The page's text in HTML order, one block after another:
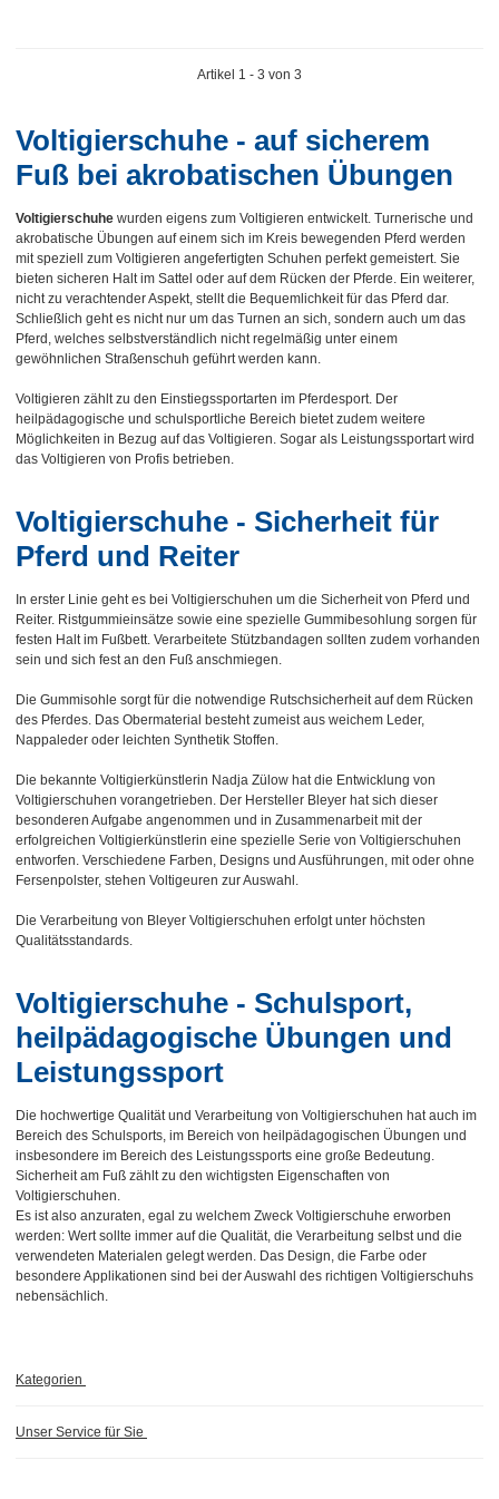
Voltigierschuhe - auf sicherem
Fuß bei akrobatischen Übungen
Voltigierschuhe wurden eigens zum Voltigieren entwickelt. Turnerische und
akrobatische Übungen auf einem sich im Kreis bewegenden Pferd werden
mit speziell zum Voltigieren angefertigten Schuhen perfekt gemeistert. Sie
bieten sicheren Halt im Sattel oder auf dem Rücken der Pferde. Ein weiterer,
nicht zu verachtender Aspekt, stellt die Bequemlichkeit für das Pferd dar.
Schließlich geht es nicht nur um das Turnen an sich, sondern auch um das
Pferd, welches selbstverständlich nicht regelmäßig unter einem
gewöhnlichen Straßenschuh geführt werden kann.
Voltigieren zählt zu den Einstiegssportarten im Pferdesport. Der
heilpädagogische und schulsportliche Bereich bietet zudem weitere
Möglichkeiten in Bezug auf das Voltigieren. Sogar als Leistungssportart wird
das Voltigieren von Profis betrieben.
Voltigierschuhe - Sicherheit für
Pferd und Reiter
In erster Linie geht es bei Voltigierschuhen um die Sicherheit von Pferd und
Reiter. Ristgummieinsätze sowie eine spezielle Gummibesohlung sorgen für
festen Halt im Fußbett. Verarbeitete Stützbandagen sollten zudem vorhanden
sein und sich fest an den Fuß anschmiegen.
Die Gummisohle sorgt für die notwendige Rutschsicherheit auf dem Rücken
des Pferdes. Das Obermaterial besteht zumeist aus weichem Leder,
Nappaleder oder leichten Synthetik Stoffen.
Die bekannte Voltigierkünstlerin Nadja Zülow hat die Entwicklung von
Voltigierschuhen vorangetrieben. Der Hersteller Bleyer hat sich dieser
besonderen Aufgabe angenommen und in Zusammenarbeit mit der
erfolgreichen Voltigierkünstlerin eine spezielle Serie von Voltigierschuhen
entworfen. Verschiedene Farben, Designs und Ausführungen, mit oder ohne
Fersenpolster, stehen Voltigeuren zur Auswahl.
Die Verarbeitung von Bleyer Voltigierschuhen erfolgt unter höchsten
Qualitätsstandards.
Voltigierschuhe - Schulsport,
heilpädagogische Übungen und
Leistungssport
Die hochwertige Qualität und Verarbeitung von Voltigierschuhen hat auch im
Bereich des Schulsports, im Bereich von heilpädagogischen Übungen und
insbesondere im Bereich des Leistungssports eine große Bedeutung.
Sicherheit am Fuß zählt zu den wichtigsten Eigenschaften von
Voltigierschuhen.
Es ist also anzuraten, egal zu welchem Zweck Voltigierschuhe erworben
werden: Wert sollte immer auf die Qualität, die Verarbeitung selbst und die
verwendeten Materialen gelegt werden. Das Design, die Farbe oder
besondere Applikationen sind bei der Auswahl des richtigen Voltigierschuhs
nebensächlich.
Artikel 1 - 3 von 3
Kategorien
Unser Service für Sie